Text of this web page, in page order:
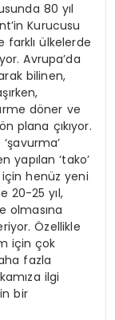
80 yıl
Kurucusu
farklı ülkelerde
Avrupa’da
bilinen,
döner ve
plana çıkıyor.
yapılan ‘tako’
için henüz yeni
20-25 yıl,
olmasına
Özellikle
için çok
fazla
ilgi
bir